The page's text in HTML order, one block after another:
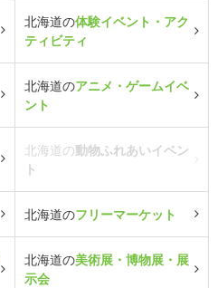
北海道の体験イベント・アク
ティビティ
北海道のアニメ・ゲームイベ
ント
北海道の動物ふれあいイベン
ト
北海道のフリーマーケット
北海道の美術展・博物展・展
示会